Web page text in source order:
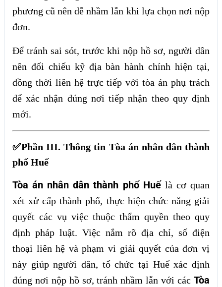
phương cũ nên dễ nhầm lẫn khi lựa chọn nơi nộp
đơn.
Để tránh sai sót, trước khi nộp hồ sơ, người dân
nên đối chiếu kỹ địa bàn hành chính hiện tại,
đồng thời liên hệ trực tiếp với tòa án phụ trách
để xác nhận đúng nơi tiếp nhận theo quy định
mới.
✅Phần III. Thông tin Tòa án nhân dân thành
phố Huế
Tòa án nhân dân thành phố Huếlà cơ quan
xét xử cấp thành phố, thực hiện chức năng giải
quyết các vụ việc thuộc thẩm quyền theo quy
định pháp luật. Việc nắm rõ địa chỉ, số điện
thoại liên hệ và phạm vi giải quyết của đơn vị
này giúp người dân, tổ chức tại Huế xác định
đúng nơi nộp hồ sơ, tránh nhầm lẫn với cácTòa